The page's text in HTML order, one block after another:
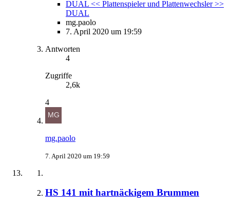
DUAL << Plattenspieler und Plattenwechsler >>
DUAL
mg.paolo
7. April 2020 um 19:59
Antworten
4
Zugriffe
2,6k
4
mg.paolo
7. April 2020 um 19:59
HS 141 mit hartnäckigem Brummen